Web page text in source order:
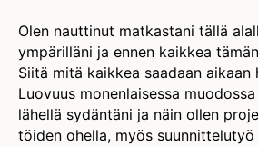
Olen nauttinut matkastani tällä
ympärilläni ja ennen kaikkea
Siitä mitä kaikkea saadaan aikaan
Luovuus monenlaisessa
lähellä sydäntäni ja näin ollen
töiden ohella, myös